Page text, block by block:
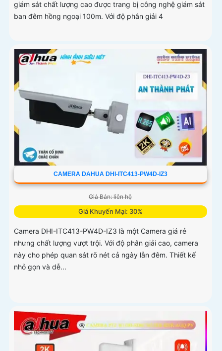
giám sát chất lượng cao được trang bị công nghệ giám sát
ban đêm hồng ngoại 100m. Với độ phân giải 4
CAMERA DAHUA DHI-ITC413-PW4D-IZ3
Giá Bán: liên hệ
Giá Khuyến Mại: 30%
Camera DHI-ITC413-PW4D-IZ3 là một Camera giá rẻ
nhưng chất lượng vượt trội. Với độ phân giải cao, camera
này cho phép quan sát rõ nét cả ngày lẫn đêm. Thiết kế
nhỏ gọn và dễ...